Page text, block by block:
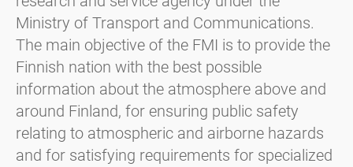
Ministry of Transport and Communications.
The main objective of the FMI is to provide the
Finnish nation with the best possible
information about the atmosphere above and
around Finland, for ensuring public safety
relating to atmospheric and airborne hazards
and for satisfying requirements for specialized